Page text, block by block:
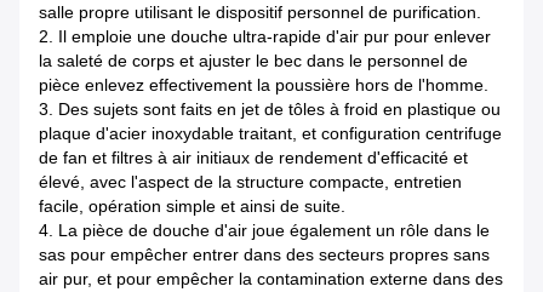
salle propre utilisant le dispositif personnel de purification.
2. Il emploie une douche ultra-rapide d'air pur pour enlever
la saleté de corps et ajuster le bec dans le personnel de
pièce enlevez effectivement la poussière hors de l'homme.
3. Des sujets sont faits en jet de tôles à froid en plastique ou
plaque d'acier inoxydable traitant, et configuration centrifuge
de fan et filtres à air initiaux de rendement d'efficacité et
élevé, avec l'aspect de la structure compacte, entretien
facile, opération simple et ainsi de suite.
4. La pièce de douche d'air joue également un rôle dans le
sas pour empêcher entrer dans des secteurs propres sans
air pur, et pour empêcher la contamination externe dans des